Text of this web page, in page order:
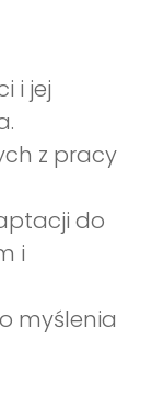
i jej
z pracy
do
i
myślenia